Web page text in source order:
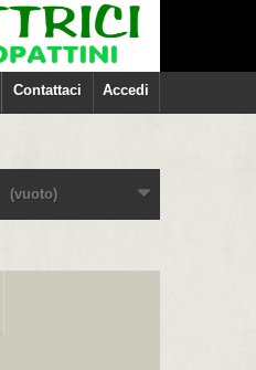
Accedi
Contattaci
(vuoto)